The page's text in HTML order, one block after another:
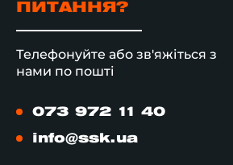
ПИТАННЯ?
Телефонуйте або зв'яжіться з
нами по пошті
073 972 11 40
info@ssk.ua